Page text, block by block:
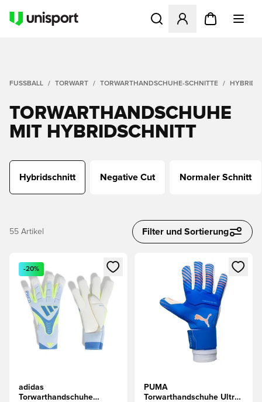
Öffnet ein neues Fenster
FUSSBALL TORWART TORWARTHANDSCHUHE-SCHNITTE
TORWARTHANDSCHUHE
MIT HYBRIDSCHNITT
Hybridschnitt Negative Cut Normaler Schnitt
55 Artikel Filter und Sortierung
Öffnet ein neues Fenster zum Anmelden oder Registrieren
-20%
adidas
Torwarthandschuhe
Öffnet ein neues Fenster
PUMA
Torwarthandschuhe Ultra